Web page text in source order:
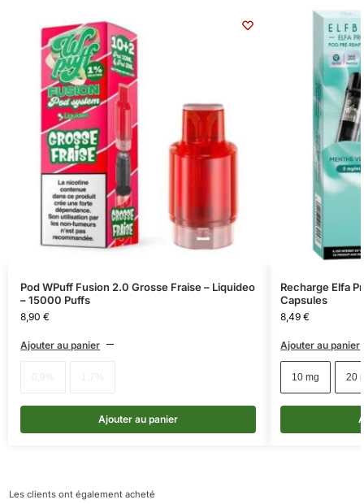
Pod WPuff Fusion 2.0 Grosse Fraise – Liquideo
– 15000 Puffs
8,90€
Ajouter au panier
Ajouter au panier
Recharge Elfa
Capsules
8,49€
Ajouter au panier
10 mg 20
Les clients ont également acheté